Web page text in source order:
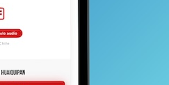
la DGA, el ingreso de
evaporación y la eventual
de la DGA,